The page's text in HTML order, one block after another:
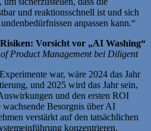
und reaktionsschnell ist und sich
anpassen kann.“
Vorsicht vor „AI Washing“
Product Management bei Diligent
war, wäre 2024 das Jahr
und 2025 wird das Jahr sein,
und den ersten ROI
Besorgnis über AI
verstärkt auf den tatsächlichen
konzentrieren.